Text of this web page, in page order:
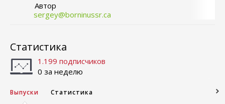
Автор
sergey@borninussr.ca
Статистика
1.199 подписчиков
0 за неделю
Выпуски Статистика